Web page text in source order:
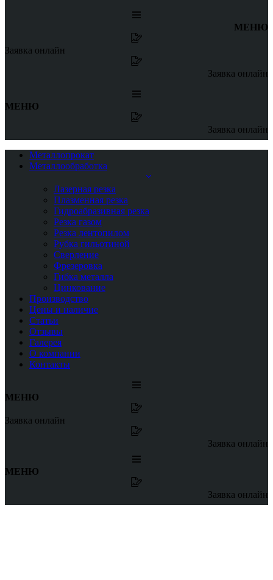
МЕНЮ
Заявка онлайн
Заявка онлайн
МЕНЮ
Заявка онлайн
Металлопрокат
Металлообработка
Лазерная резка
Плазменная резка
Гидроабразивная резка
Резка газом
Резка лентопилом
Рубка гильотиной
Сверление
Фрезеровка
Гибка металла
Цинкование
Производство
Цены и наличие
Статьи
Отзывы
Галерея
О компании
Контакты
МЕНЮ
Заявка онлайн
Заявка онлайн
МЕНЮ
Заявка онлайн